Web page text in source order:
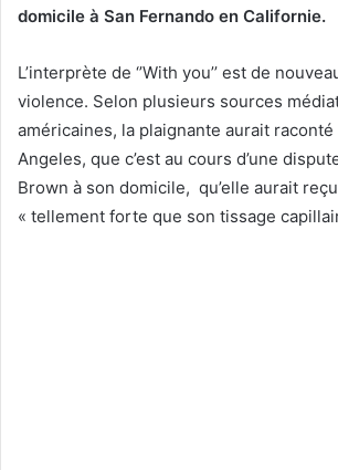
domicile à San Fernando en Californie.
L’interprète de ‘’With you’’ est de
violence. Selon plusieurs sources
américaines, la plaignante aurait raconté
Angeles, que c’est au cours d’une
Brown à son domicile, qu’elle aurait
« tellement forte que son tissage